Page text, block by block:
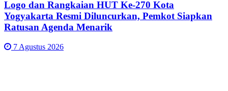
Logo dan Rangkaian HUT Ke-270 Kota
Yogyakarta Resmi Diluncurkan, Pemkot Siapkan
Ratusan Agenda Menarik
7 Agustus 2026